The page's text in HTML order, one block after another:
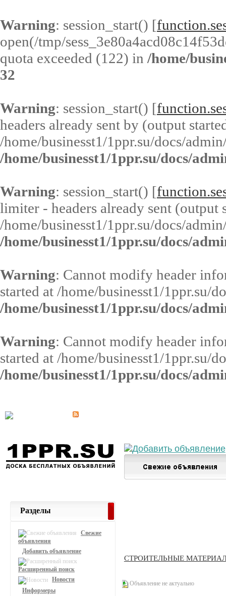
Warning: session_start() [
open(/tmp/
quota exceeded (122) in /home/
32
Warning: session_start() [
headers already sent by (output
/home/businesst1/1ppr.su/docs/
/home/businesst1/1ppr.su/docs/
Warning: session_start() [
limiter - headers already sent (output
/home/businesst1/1ppr.su/docs/
/home/businesst1/1ppr.su/docs/
Warning: Cannot modify header
started at /home/businesst1/1ppr.su/
/home/businesst1/1ppr.su/docs/
Warning: Cannot modify header
started at /home/businesst1/1ppr.su/
/home/businesst1/1ppr.su/docs/
СТРОИТЕЛЬНЫЕ
Объявление не актуально
Разделы
Свежие
объявления
Добавить объявление
Расширенный поиск
Новости
Информеры